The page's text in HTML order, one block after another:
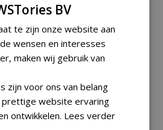
1 september 2026
woensdag 2 september 2026
Innovatiedagen
Boomkwekerij bekend
woensdag 9 september 2026
vrijdag 18 september 2026
naar meer
maandag 28 september 2026
BV
te zijn onze website aan
wensen en interesses
maken wij gebruik van
zijn voor ons van belang
prettige website ervaring
ontwikkelen. Lees verder